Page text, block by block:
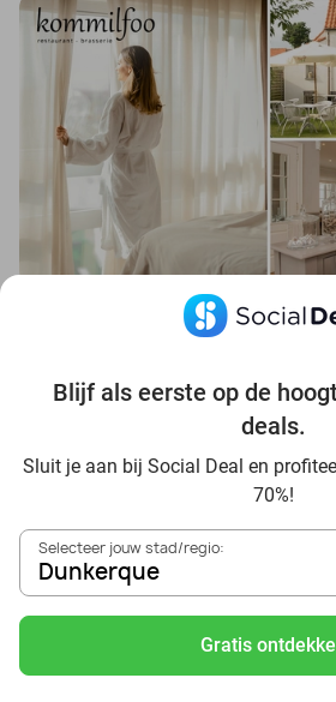
Blijf als eerste op de
deals.
Sluit je aan bij Social Deal en
70%!
Selecteer jouw stad/regio:
Dunkerque
Gratis
Overnachting(en) voor 2
Brasserie Kommilfoo De Panne
Verkocht: 3
Visitez Eauzone SPA à prix réduit à